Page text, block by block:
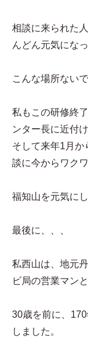
相談に来られた
んどん元気になっ
こんな場所ないで
私もこの研修終
ンター長に近付
そして来年1月か
談に今からワク
福知山を元気に
最後に、、、
私西山は、地元
ビ局の営業マン
30歳を前に、
しました。